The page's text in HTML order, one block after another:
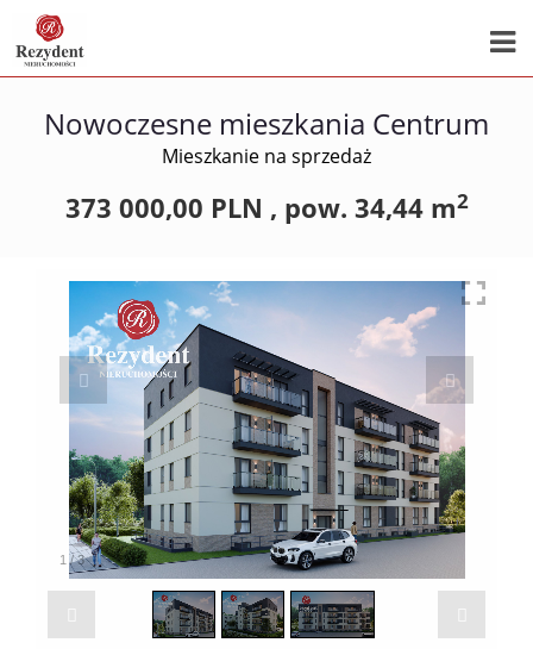
Nowoczesne mieszkania Centrum
Mieszkanie na sprzedaż
373 000,00 PLN , pow. 34,44 m2
1 /3